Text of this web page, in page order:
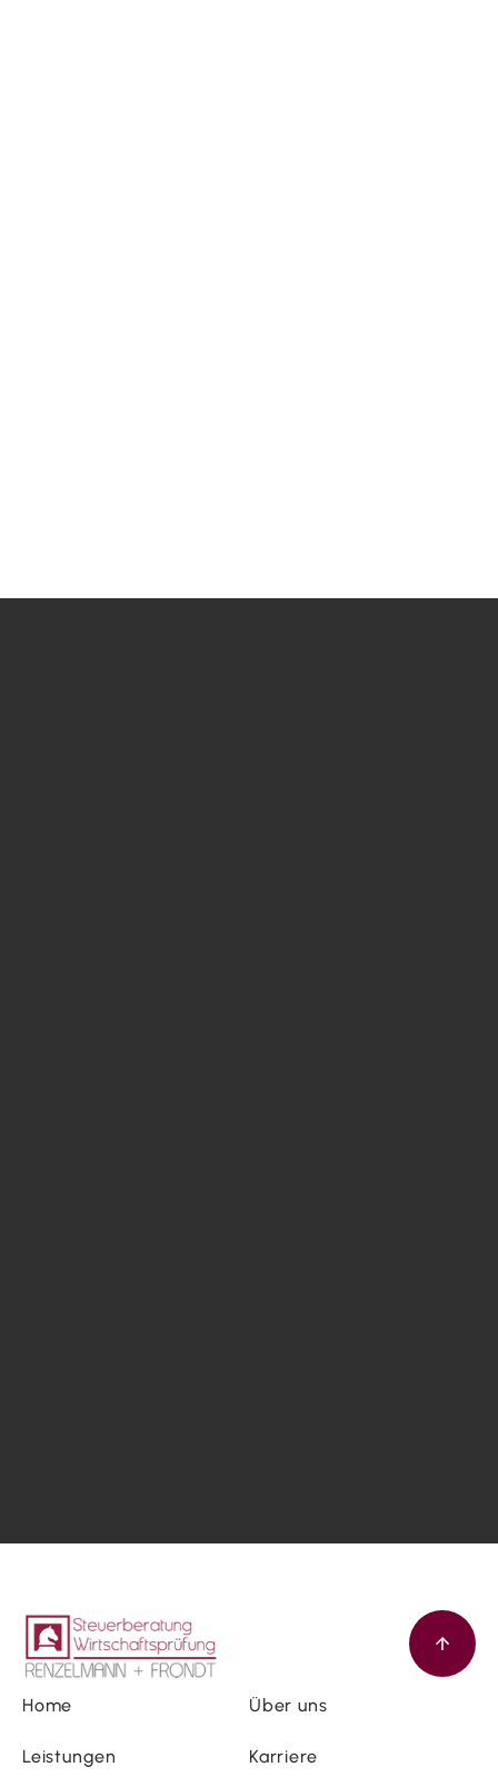
Home Über uns
Leistungen Karriere